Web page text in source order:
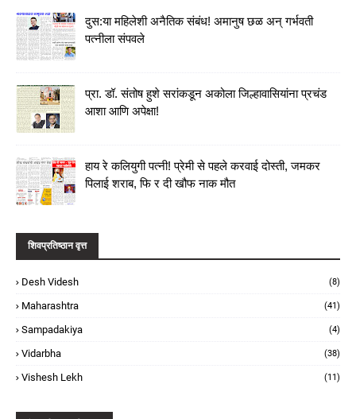
दुस:या महिलेशी अनैतिक संबंध! अमानुष छळ अन् गर्भवती
पत्नीला संपवले
प्रा. डॉ. संतोष हुशे सरांकडून अकोला जिल्हावासियांना प्रचंड
आशा आणि अपेक्षा!
हाय रे कलियुगी पत्नी! प्रेमी से पहले करवाई दोस्ती, जमकर
पिलाई शराब, फि र दी खौफ नाक मौत
शिवप्रतिष्ठान वृत्त
Desh Videsh (8)
Maharashtra (41)
Sampadakiya (4)
Vidarbha (38)
Vishesh Lekh (11)